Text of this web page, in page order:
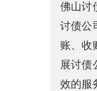
佛山讨
讨债公
账、收
展讨债
效的服